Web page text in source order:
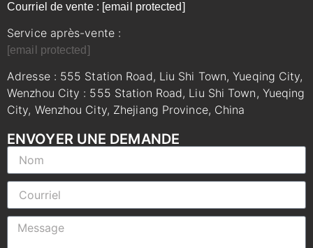
Courriel de vente : [email protected]
Service après-vente :
[email protected]
Adresse : 555 Station Road, Liu Shi Town, Yueqing City,
Wenzhou City : 555 Station Road, Liu Shi Town, Yueqing
City, Wenzhou City, Zhejiang Province, China
ENVOYER UNE DEMANDE